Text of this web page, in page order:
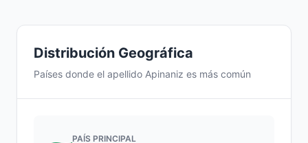
Distribución Geográfica
Países donde el apellido Apinaniz es más común
PAÍS PRINCIPAL